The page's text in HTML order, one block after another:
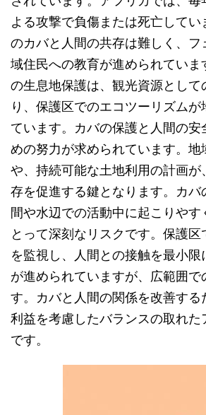
よる攻撃で負傷または死亡して
のカバと人間の共存は難しく、フ
域住民への教育が進められていま
の生息地保護は、観光資源として
り、保護区でのエコツーリズムが
ています。カバの保護と人間の安
めの努力が求められています。地
や、持続可能な土地利用の計画が
存を促進する鍵となります。カバ
間や水辺での活動中に起こりやす
とって深刻なリスクです。保護
を監視し、人間との接触を最小限
が進められていますが、広範囲で
す。カバと人間の関係を改善する
利益を考慮したバランスの取れた
です。